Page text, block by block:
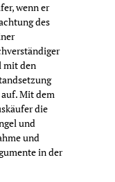
wenn er
des
mit den
Mit dem
die
und
und
in der